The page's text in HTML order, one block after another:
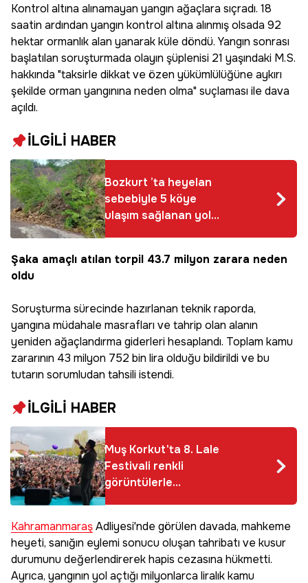
Kontrol altına alınamayan yangın ağaçlara sıçradı. 18
saatin ardından yangın kontrol altına alınmış olsada 92
hektar ormanlık alan yanarak küle döndü. Yangın sonrası
başlatılan soruşturmada olayın şüplenisi 21 yaşındaki M.S.
hakkında "taksirle dikkat ve özen yükümlülüğüne aykırı
şekilde orman yangınına neden olma" suçlaması ile dava
açıldı.
İLGİLİ HABER
Bozkurt ’ta heyelan
sebebiyle 5 köye
ulaşım sağlanan yol
kapandı
Şaka amaçlı atılan torpil 43.7 milyon zarara neden
oldu
Soruşturma sürecinde hazırlanan teknik raporda,
yangına müdahale masrafları ve tahrip olan alanın
yeniden ağaçlandırma giderleri hesaplandı. Toplam kamu
zararının 43 milyon 752 bin lira olduğu bildirildi ve bu
tutarın sorumludan tahsili istendi.
İLGİLİ HABER
Muş Korkut'ta 8. Lale
Festivali renkli
görüntülerle
gerçekleştirildi
KahramanmaraşAdliyesi'nde görülen davada, mahkeme
heyeti, sanığın eylemi sonucu oluşan tahribatı ve kusur
durumunu değerlendirerek hapis cezasına hükmetti.
Ayrıca, yangının yol açtığı milyonlarca liralık kamu